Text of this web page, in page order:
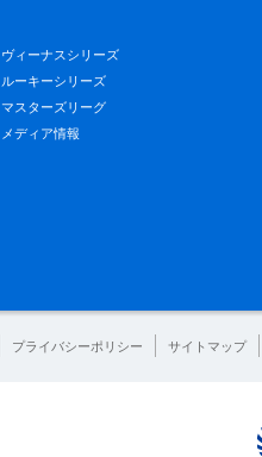
ヴィーナスシリーズ
ルーキーシリーズ
マスターズリーグ
メディア情報
プライバシーポリシー サイトマップ